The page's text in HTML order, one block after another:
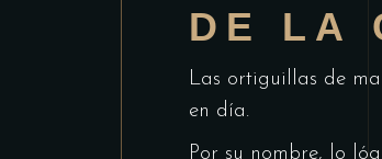
DE LA
Las ortiguillas de
en día.
Por su nombre, lo